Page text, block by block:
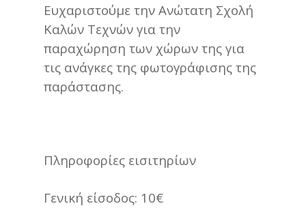
Ευχαριστούμε την Ανώτατη Σχολή
Καλών Τεχνών για την
παραχώρηση των χώρων της για
τις ανάγκες της φωτογράφισης της
παράστασης.
Πληροφορίες εισιτηρίων
Γενική είσοδος: 10€